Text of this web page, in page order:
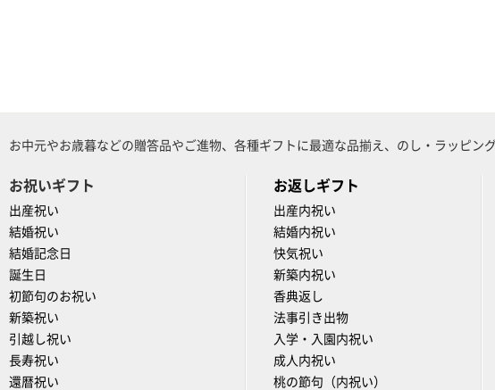
お中元やお歳暮などの贈答品やご進物、各種ギフトに最適な品揃え、のし・ラッピン
お祝いギフト
出産祝い
結婚祝い
結婚記念日
誕生日
初節句のお祝い
新築祝い
引越し祝い
長寿祝い
還暦祝い
お返しギフト
出産内祝い
結婚内祝い
快気祝い
新築内祝い
香典返し
法事引き出物
入学・入園内祝い
成人内祝い
桃の節句（内祝い）